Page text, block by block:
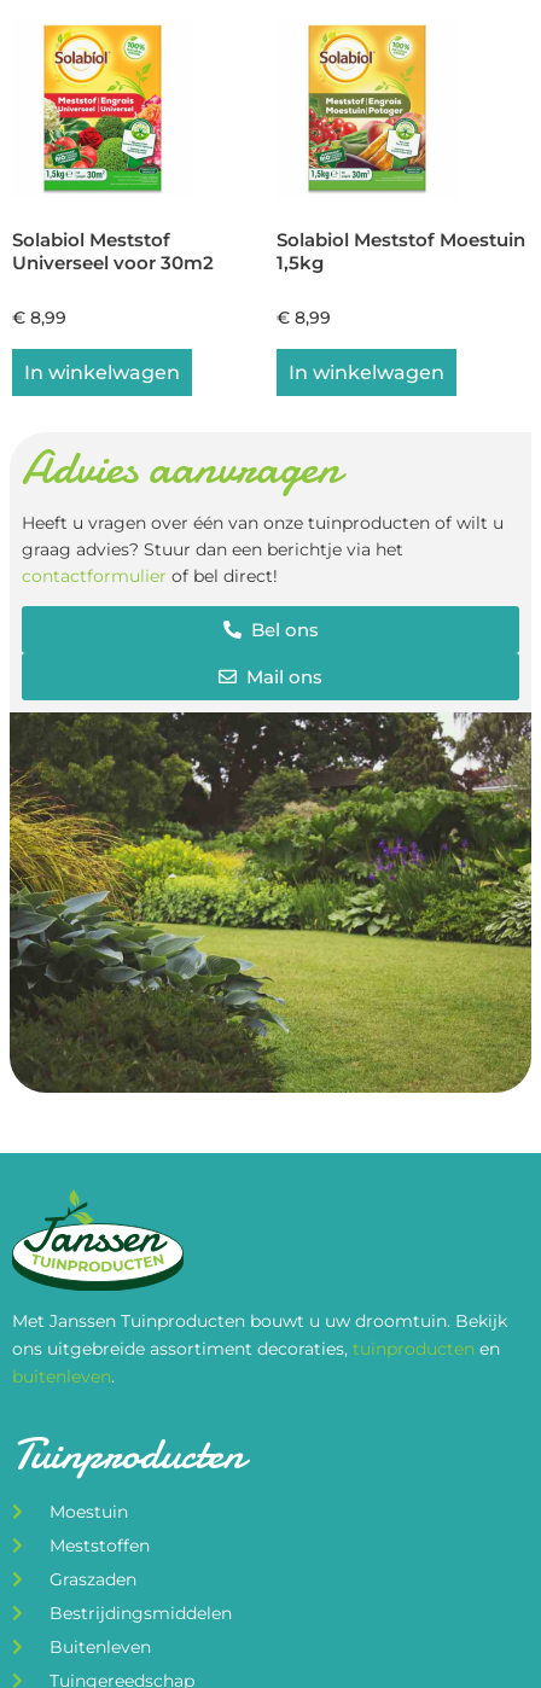
Solabiol Meststof
Universeel voor 30m2
€ 8,99
In winkelwagen
Solabiol Meststof Moestuin
1,5kg
€ 8,99
In winkelwagen
Advies aanvragen
Heeft u vragen over één van onze tuinproducten of wilt u
graag advies? Stuur dan een berichtje via het
contactformulier of bel direct!
Bel ons
Mail ons
Met Janssen Tuinproducten bouwt u uw droomtuin. Bekijk
ons uitgebreide assortiment decoraties, tuinproducten en
buitenleven.
Tuinproducten
Moestuin
Meststoffen
Graszaden
Bestrijdingsmiddelen
Buitenleven
Tuingereedschap